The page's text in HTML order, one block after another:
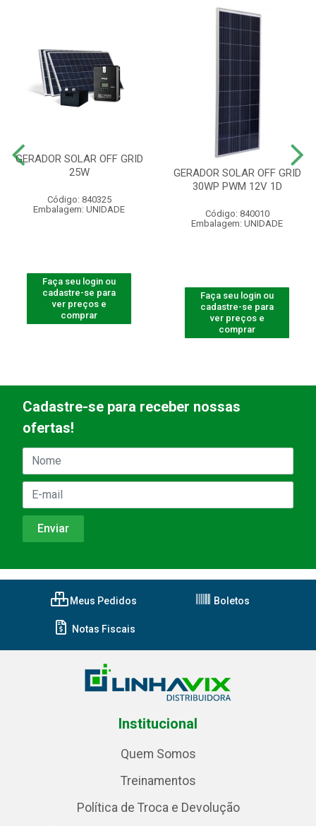
GERADOR SOLAR OFF GRID
25W
Código: 840325
Embalagem: UNIDADE
Faça seu login ou
cadastre-se para
ver preços e
comprar
GERADOR SOLAR OFF GRID
30WP PWM 12V 1D
Código: 840010
Embalagem: UNIDADE
Faça seu login ou
cadastre-se para
ver preços e
comprar
Cadastre-se para receber nossas
ofertas!
Meus Pedidos Boletos
Notas Fiscais
Institucional
Quem Somos
Treinamentos
Política de Troca e Devolução